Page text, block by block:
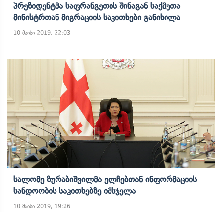
Პრეზიდენტმა Საფრანგეთის Შინაგან Საქმეთა
Მინისტრთან Მიგრაციის Საკითხები Განიხილა
10 მაისი 2019, 22:03
Სალომე Ზურაბიშვილმა Ელჩებთან Ინფორმაციის
Სანდოობის Საკითხებზე Იმსჯელა
10 მაისი 2019, 19:26